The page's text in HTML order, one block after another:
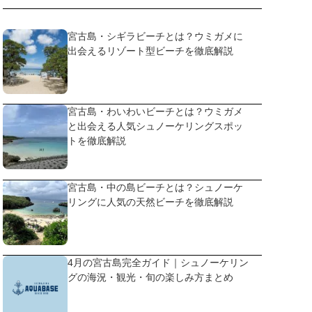
宮古島・シギラビーチとは？ウミガメに
出会えるリゾート型ビーチを徹底解説
宮古島・わいわいビーチとは？ウミガメ
と出会える人気シュノーケリングスポッ
トを徹底解説
宮古島・中の島ビーチとは？シュノーケ
リングに人気の天然ビーチを徹底解説
4月の宮古島完全ガイド｜シュノーケリン
グの海況・観光・旬の楽しみ方まとめ